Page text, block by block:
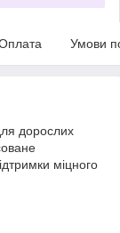
Умови
дорослих
міцного